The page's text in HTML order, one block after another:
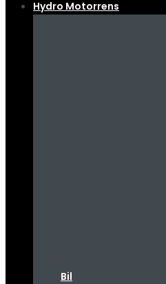
Hydro Motorrens
Bil